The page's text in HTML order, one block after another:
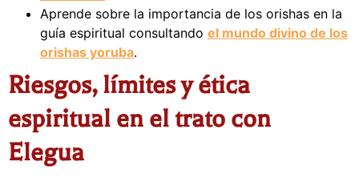
Aprende sobre la importancia de los orishas en la
guía espiritual consultando el mundo divino de los
orishas yoruba.
Riesgos, límites y ética
espiritual en el trato con
Elegua